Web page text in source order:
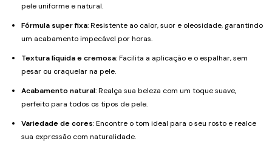
pele uniforme e natural.
Fórmula super fixa: Resistente ao calor, suor e oleosidade, garantindo
um acabamento impecável por horas.
Textura líquida e cremosa: Facilita a aplicação e o espalhar, sem
pesar ou craquelar na pele.
Acabamento natural: Realça sua beleza com um toque suave,
perfeito para todos os tipos de pele.
Variedade de cores: Encontre o tom ideal para o seu rosto e realce
sua expressão com naturalidade.